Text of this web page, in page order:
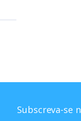
Subscreva-se